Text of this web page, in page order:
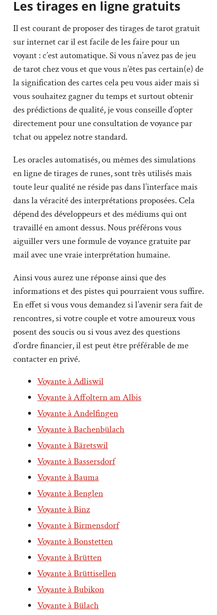
Les tirages en ligne gratuits
Il est courant de proposer des tirages de tarot gratuit
sur internet car il est facile de les faire pour un
voyant : c’est automatique. Si vous n’avez pas de jeu
de tarot chez vous et que vous n’êtes pas certain(e) de
la signification des cartes cela peu vous aider mais si
vous souhaitez gagner du temps et surtout obtenir
des prédictions de qualité, je vous conseille d’opter
directement pour une consultation de voyance par
tchat ou appelez notre standard.
Les oracles automatisés, ou mêmes des simulations
en ligne de tirages de runes, sont très utilisés mais
toute leur qualité ne réside pas dans l’interface mais
dans la véracité des interprétations proposées. Cela
dépend des développeurs et des médiums qui ont
travaillé en amont dessus. Nous préférons vous
aiguiller vers une formule de voyance gratuite par
mail avec une vraie interprétation humaine.
Ainsi vous aurez une réponse ainsi que des
informations et des pistes qui pourraient vous suffire.
En effet si vous vous demandez si l’avenir sera fait de
rencontres, si votre couple et votre amoureux vous
posent des soucis ou si vous avez des questions
d’ordre financier, il est peut être préférable de me
contacter en privé.
Voyante à Adliswil
Voyante à Affoltern am Albis
Voyante à Andelfingen
Voyante à Bachenbülach
Voyante à Bäretswil
Voyante à Bassersdorf
Voyante à Bauma
Voyante à Benglen
Voyante à Binz
Voyante à Birmensdorf
Voyante à Bonstetten
Voyante à Brütten
Voyante à Brüttisellen
Voyante à Bubikon
Voyante à Bülach